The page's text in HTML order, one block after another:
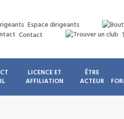
Espace dirigeants
Contact
LICENCE ET
AFFILIATION
ÊTRE
ACTEUR